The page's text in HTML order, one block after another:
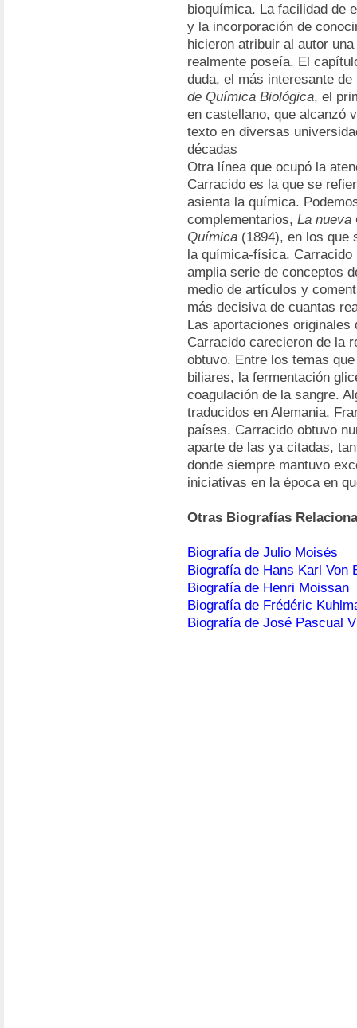
bioquímica. La facilidad de
y la incorporación de
hicieron atribuir al autor
realmente poseía. El
duda, el más interesante
de Química Biológica, el
en castellano, que alcanzó
texto en diversas
décadas
Otra línea que ocupó la
Carracido es la que se
asienta la química.
complementarios, La nueva
Química (1894), en los que
la química-física. Carracido
amplia serie de conceptos
medio de artículos y
más decisiva de cuantas
Las aportaciones originales
Carracido carecieron de la
obtuvo. Entre los temas
biliares, la fermentación
coagulación de la sangre.
traducidos en Alemania,
países. Carracido obtuvo
aparte de las ya citadas,
donde siempre mantuvo
iniciativas en la época en
Otras Biografías
Biografía de Julio Moisés
Biografía de Hans Karl Von
Biografía de Henri Moissan
Biografía de Frédéric
Biografía de José Pascual